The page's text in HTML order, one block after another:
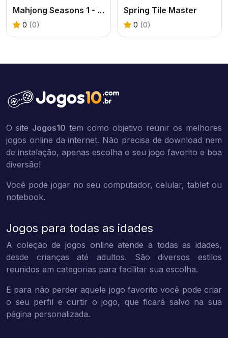
Mahjong Seasons 1 - Spring and Summer
0 (0)
Spring Tile Master
0 (0)
O site Jogos10 tem como objetivo reunir os melhores
jogos online da internet. Não precisa de download nem
de instalação, apenas escolha o seu jogo favorito e boa
diversão!
Você pode jogar no seu computador, celular, tablet ou
notebook.
Jogos para todas as idades
A coleção de jogos online atende a todas as idades,
desde crianças até adultos. São diversos estilos
reunidos em categorias para facilitar sua escolha.
E para não perder aquele jogo favorito você pode criar
o seu perfil e curtir o jogo, que ficará salvo na sua
página personalizada.